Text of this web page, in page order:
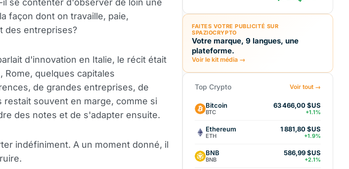
se contenter d'observer de loin une
façon dont on travaille, paie,
des entreprises?
d'innovation en Italie, le récit était
Rome, quelques capitales
de grandes entreprises, de
souvent en marge, comme si
des notes et de s'adapter ensuite.
indéfiniment. A un moment donné, il
FAITES VOTRE PUBLICITÉ SUR
SPAZIOCRYPTO
Votre marque, 9 langues, une
plateforme.
Voir le kit média →
Top Crypto Voir tout →
Bitcoin
BTC
63 466,00 $US
+1.1%
Ethereum
ETH
1 881,80 $US
+1.9%
BNB
BNB
586,99 $US
+2.1%